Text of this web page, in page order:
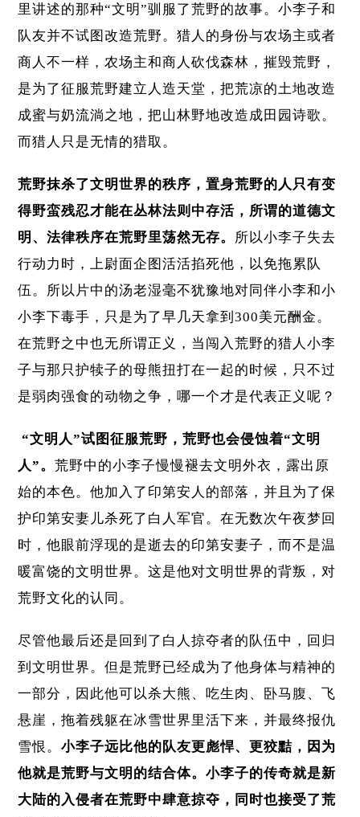
里讲述的那种“文明”驯服了荒野的故事。小李子和
队友并不试图改造荒野。猎人的身份与农场主或者
商人不一样，农场主和商人砍伐森林，摧毁荒野，
是为了征服荒野建立人造天堂，把荒凉的土地改造
成蜜与奶流淌之地，把山林野地改造成田园诗歌。
而猎人只是无情的猎取。
荒野抹杀了文明世界的秩序，置身荒野的人只有变
得野蛮残忍才能在丛林法则中存活，所谓的道德文
明、法律秩序在荒野里荡然无存。 所以小李子失去
行动力时，上尉面企图活活掐死他，以免拖累队
伍。所以片中的汤老湿毫不犹豫地对同伴小李和小
小李下毒手，只是为了早几天拿到300美元酬金。
在荒野之中也无所谓正义，当闯入荒野的猎人小李
子与那只护犊子的母熊扭打在一起的时候，只不过
是弱肉强食的动物之争，哪一个才是代表正义呢？
“文明人”试图征服荒野，荒野也会侵蚀着“文明
人”。荒野中的小李子慢慢褪去文明外衣，露出原
始的本色。他加入了印第安人的部落，并且为了保
护印第安妻儿杀死了白人军官。在无数次午夜梦回
时，他眼前浮现的是逝去的印第安妻子，而不是温
暖富饶的文明世界。这是他对文明世界的背叛，对
荒野文化的认同。
尽管他最后还是回到了白人掠夺者的队伍中，回归
到文明世界。但是荒野已经成为了他身体与精神的
一部分，因此他可以杀大熊、吃生肉、卧马腹、飞
悬崖，拖着残躯在冰雪世界里活下来，并最终报仇
雪恨。小李子远比他的队友更彪悍、更狡黠，因为
他就是荒野与文明的结合体。小李子的传奇就是新
大陆的入侵者在荒野中肆意掠夺，同时也接受了荒